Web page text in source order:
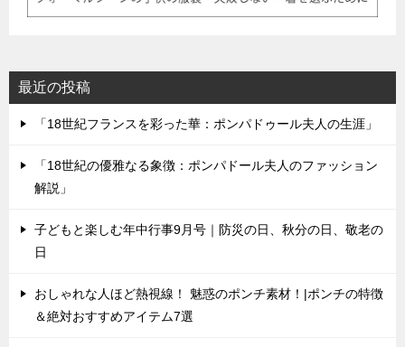
最近の投稿
「18世紀フランスを彩った華：ポンパドゥール夫人の生涯」
「18世紀の優雅なる象徴：ポンパドール夫人のファッション
解説」
子どもと楽しむ年中行事9月号｜防災の日、秋分の日、敬老の
日
おしゃれな人ほど熱視線！ 魅惑のポンチ素材！|ポンチの特徴
＆絶対おすすめアイテム7選